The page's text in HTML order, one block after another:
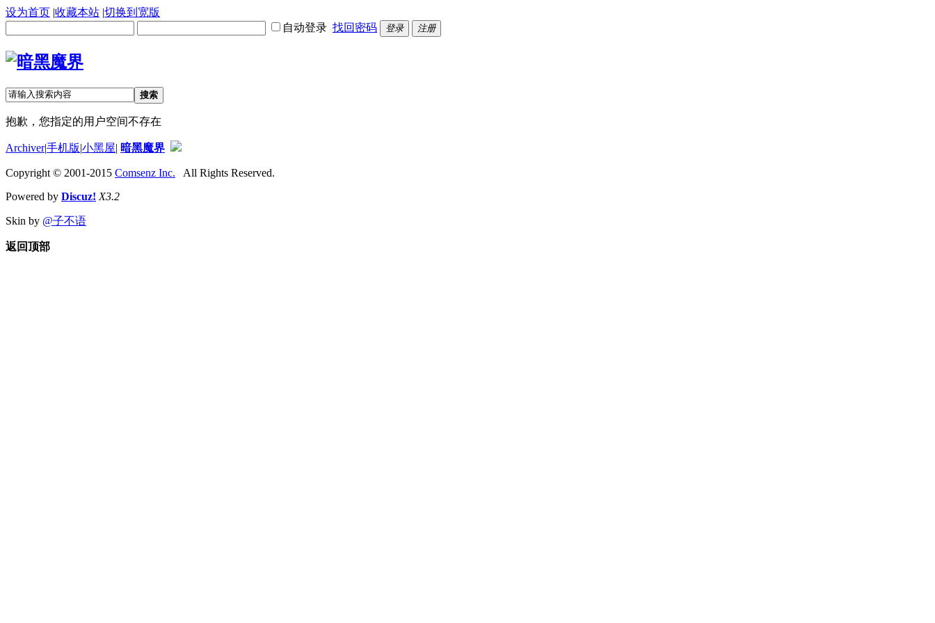
设为首页 |收藏本站 |切换到宽版
自动登录 找回密码 登录 注册
搜索
抱歉，您指定的用户空间不存在
Archiver|手机版|小黑屋| 暗黑魔界
Copyright © 2001-2015 Comsenz Inc. All Rights Reserved.
Powered by Discuz! X3.2
Skin by @子不语
返回顶部